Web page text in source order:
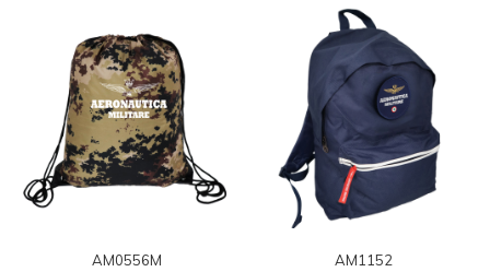
AM0556M AM1152